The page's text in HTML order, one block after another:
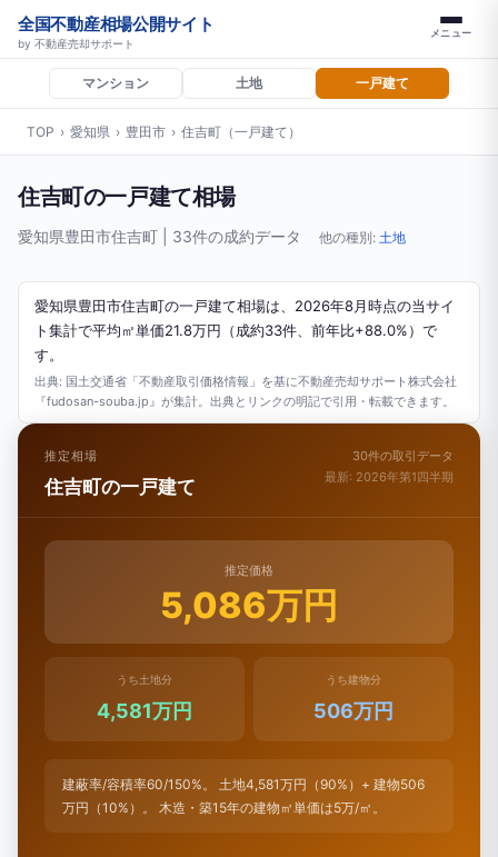
全国不動産相場公開サイト
by 不動産売却サポート
メニュー
マンション 土地 一戸建て
TOP › 愛知県 › 豊田市 › 住吉町（一戸建て）
住吉町の一戸建て相場
愛知県豊田市住吉町 | 33件の成約データ 他の種別: 土地
愛知県豊田市住吉町の一戸建て相場は、2026年8月時点の当サイ
ト集計で平均㎡単価21.8万円（成約33件、前年比+88.0%）で
す。
出典: 国土交通省「不動産取引価格情報」を基に不動産売却サポート株式会社
『fudosan-souba.jp』が集計。出典とリンクの明記で引用・転載できます。
推定相場
住吉町の一戸建て
30件の取引データ
最新: 2026年第1四半期
推定価格
5,086万円
うち土地分
4,581万円
うち建物分
506万円
建蔽率/容積率60/150%。 土地4,581万円（90%）+ 建物506
万円（10%）。 木造・築15年の建物㎡単価は5万/㎡。